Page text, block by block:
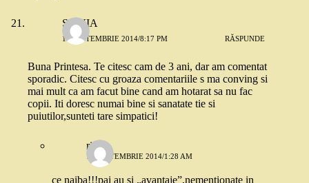
SILVIA
10 SEPTEMBRIE 2014/8:17 PM RĂSPUNDE
Buna Printesa. Te citesc cam de 3 ani, dar am comentat
sporadic. Citesc cu groaza comentariile s ma conving si
mai mult ca am facut bine cand am hotarat sa nu fac
copii. Iti doresc numai bine si sanatate tie si
puiutilor,sunteti tare simpatici!
riri
12 SEPTEMBRIE 2014/1:28 AM
ce naiba!!!pai au si „avantaje”,nementionate in